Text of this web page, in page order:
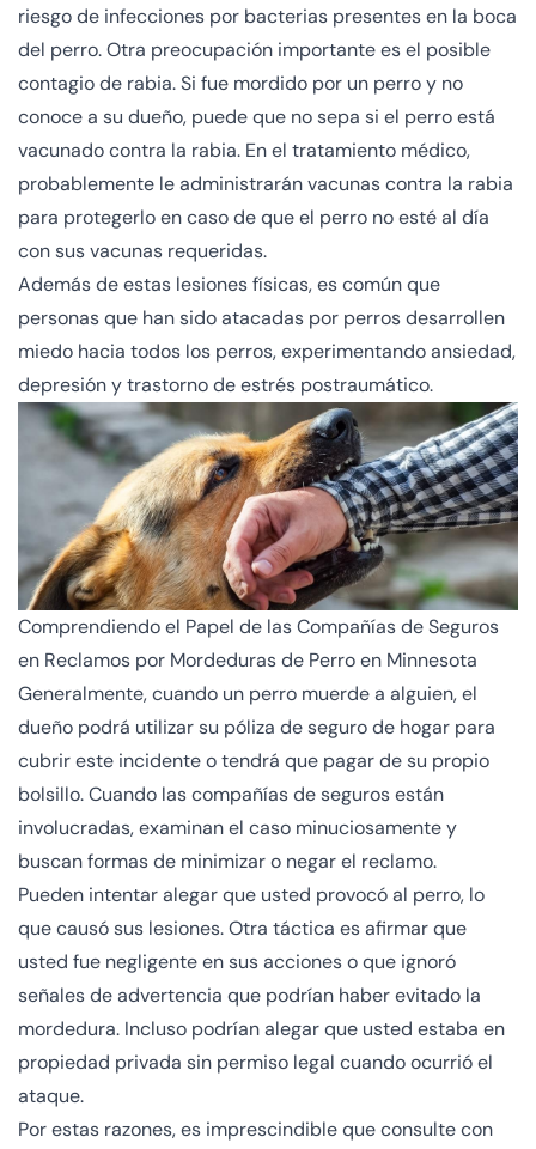
riesgo de infecciones por bacterias presentes en la boca
del perro. Otra preocupación importante es el posible
contagio de rabia. Si fue mordido por un perro y no
conoce a su dueño, puede que no sepa si el perro está
vacunado contra la rabia. En el tratamiento médico,
probablemente le administrarán vacunas contra la rabia
para protegerlo en caso de que el perro no esté al día
con sus vacunas requeridas.
Además de estas lesiones físicas, es común que
personas que han sido atacadas por perros desarrollen
miedo hacia todos los perros, experimentando ansiedad,
depresión y trastorno de estrés postraumático.
Comprendiendo el Papel de las Compañías de Seguros
en Reclamos por Mordeduras de Perro en Minnesota
Generalmente, cuando un perro muerde a alguien, el
dueño podrá utilizar su póliza de seguro de hogar para
cubrir este incidente o tendrá que pagar de su propio
bolsillo. Cuando las compañías de seguros están
involucradas, examinan el caso minuciosamente y
buscan formas de minimizar o negar el reclamo.
Pueden intentar alegar que usted provocó al perro, lo
que causó sus lesiones. Otra táctica es afirmar que
usted fue negligente en sus acciones o que ignoró
señales de advertencia que podrían haber evitado la
mordedura. Incluso podrían alegar que usted estaba en
propiedad privada sin permiso legal cuando ocurrió el
ataque.
Por estas razones, es imprescindible que consulte con